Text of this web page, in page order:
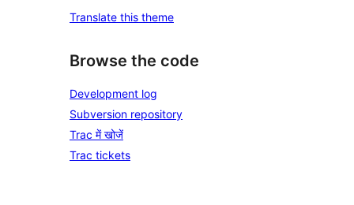
Translate this theme
Browse the code
Development log
Subversion repository
Trac में खोजें
Trac tickets